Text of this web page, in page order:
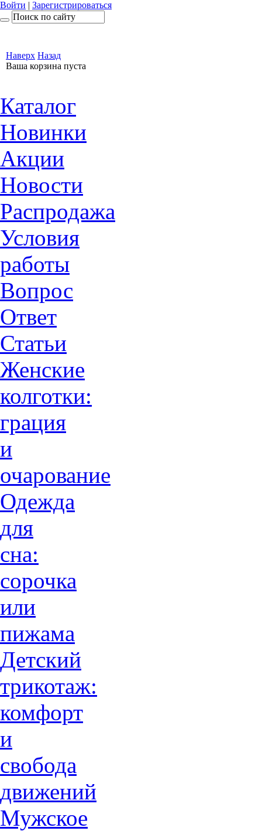
Войти | Зарегистрироваться
Наверх Назад
Ваша корзина пуста
Каталог
Новинки
Акции
Новости
Распродажа
Условия
работы
Вопрос
Ответ
Статьи
Женские
колготки:
грация
и
очарованиe
Одежда
для
сна:
сорочка
или
пижама
Детский
трикотаж:
комфорт
и
свобода
движений
Мужское